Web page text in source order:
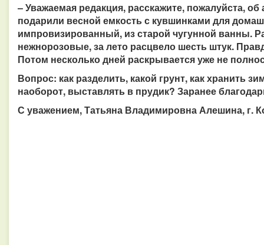
– Уважаемая редакция, расскажите, пожалуйста,
подарили весной емкость с кувшинками для
импровизированный, из старой чугунной ванны.
нежнорозовые, за лето расцвело шесть штук.
Потом несколько дней раскрывается уже не
Вопрос: как разделить, какой грунт, как хранить
наоборот, выставлять в прудик? Заранее
С уважением, Татьяна Владимировна Алешина, г.